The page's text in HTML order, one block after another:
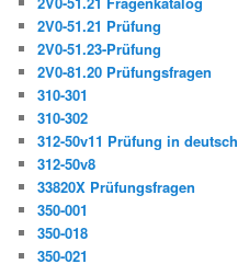
2V0-51.21 Prüfung
2V0-51.23-Prüfung
2V0-81.20 Prüfungsfragen
310-301
310-302
312-50v11 Prüfung in deutsch
312-50v8
33820X Prüfungsfragen
350-001
350-018
350-021